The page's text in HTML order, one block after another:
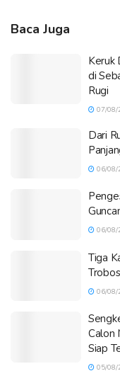
Baca Juga
Keruk
di
Rugi
07/08/
Dari
06/08/
06/08/
Tiga
06/08/
Calon
Siap
05/08/